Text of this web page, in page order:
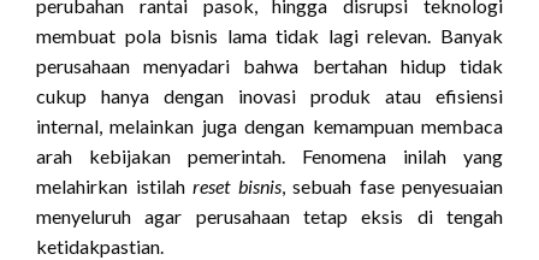
perubahan rantai pasok, hingga disrupsi teknologi
membuat pola bisnis lama tidak lagi relevan. Banyak
perusahaan menyadari bahwa bertahan hidup tidak
cukup hanya dengan inovasi produk atau efisiensi
internal, melainkan juga dengan kemampuan membaca
arah kebijakan pemerintah. Fenomena inilah yang
melahirkan istilah reset bisnis, sebuah fase penyesuaian
menyeluruh agar perusahaan tetap eksis di tengah
ketidakpastian.